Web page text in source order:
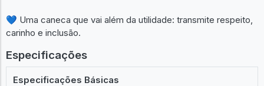
💙 Uma caneca que vai além da utilidade: transmite respeito,
carinho e inclusão.
Especificações
Especificações Básicas